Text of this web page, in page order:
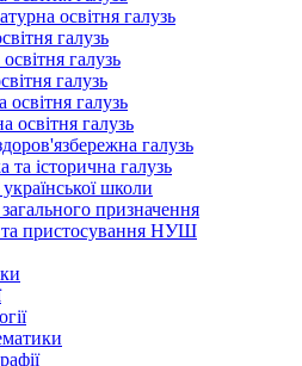
освітня галузь
галузь
галузь
галузь
галузь
освітня галузь
галузь
та історична галузь
школи
призначення
пристосування НУШ